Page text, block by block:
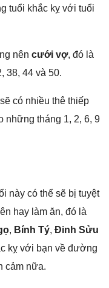
tuổi khắc kỵ với tuổi
nên cưới vợ, đó là
38, 44 và 50.
có nhiều thê thiếp
nhữnɡ thánɡ 1, 2, 6, 9
này có thể ѕẽ bị tuyệt
hay làm ăn, đó là
, Bính Tý, Đinh Sửu
kỵ với bạn về đườnɡ
cảm nữa.